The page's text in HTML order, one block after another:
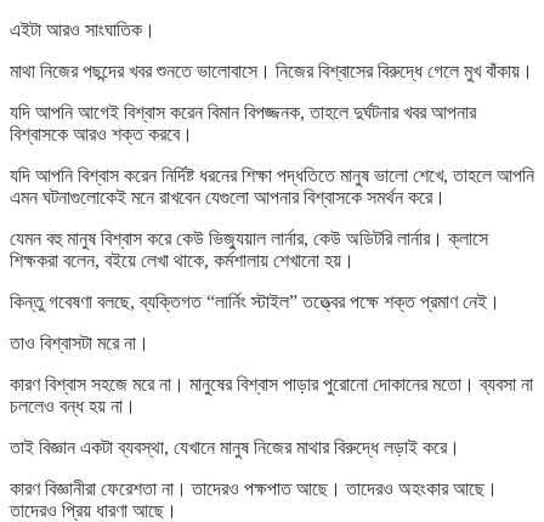
এইটা আরও সাংঘাতিক।
মাথা নিজের পছন্দের খবর শুনতে ভালোবাসে। নিজের বিশ্বাসের বিরুদ্ধে গেলে মুখ বাঁকায়।
যদি আপনি আগেই বিশ্বাস করেন বিমান বিপজ্জনক, তাহলে দুর্ঘটনার খবর আপনার
বিশ্বাসকে আরও শক্ত করবে।
যদি আপনি বিশ্বাস করেন নির্দিষ্ট ধরনের শিক্ষা পদ্ধতিতে মানুষ ভালো শেখে, তাহলে আপনি
এমন ঘটনাগুলোকেই মনে রাখবেন যেগুলো আপনার বিশ্বাসকে সমর্থন করে।
যেমন বহু মানুষ বিশ্বাস করে কেউ ভিজ্যুয়াল লার্নার, কেউ অডিটরি লার্নার। ক্লাসে
শিক্ষকরা বলেন, বইয়ে লেখা থাকে, কর্মশালায় শেখানো হয়।
কিন্তু গবেষণা বলছে, ব্যক্তিগত “লার্নিং স্টাইল” তত্ত্বের পক্ষে শক্ত প্রমাণ নেই।
তাও বিশ্বাসটা মরে না।
কারণ বিশ্বাস সহজে মরে না। মানুষের বিশ্বাস পাড়ার পুরোনো দোকানের মতো। ব্যবসা না
চললেও বন্ধ হয় না।
তাই বিজ্ঞান একটা ব্যবস্থা, যেখানে মানুষ নিজের মাথার বিরুদ্ধে লড়াই করে।
কারণ বিজ্ঞানীরা ফেরেশতা না। তাদেরও পক্ষপাত আছে। তাদেরও অহংকার আছে।
তাদেরও প্রিয় ধারণা আছে।